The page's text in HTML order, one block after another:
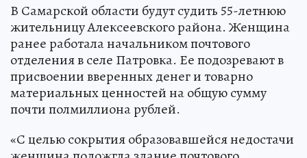
В Самарской области будут судить 55-летнюю
жительницу Алексеевского района. Женщина
ранее работала начальником почтового
отделения в селе Патровка. Ее подозревают в
присвоении вверенных денег и товарно
материальных ценностей на общую сумму
почти полмиллиона рублей.
«С целью сокрытия образовавшейся недостачи